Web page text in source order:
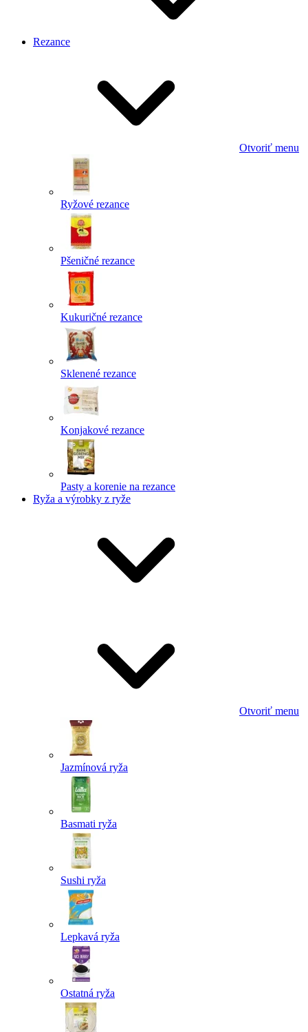
Rezance
Otvoriť menu
Ryžové rezance
Pšeničné rezance
Kukuričné rezance
Sklenené rezance
Konjakové rezance
Pasty a korenie na rezance
Ryža a výrobky z ryže
Otvoriť menu
Jazmínová ryža
Basmati ryža
Sushi ryža
Lepkavá ryža
Ostatná ryža